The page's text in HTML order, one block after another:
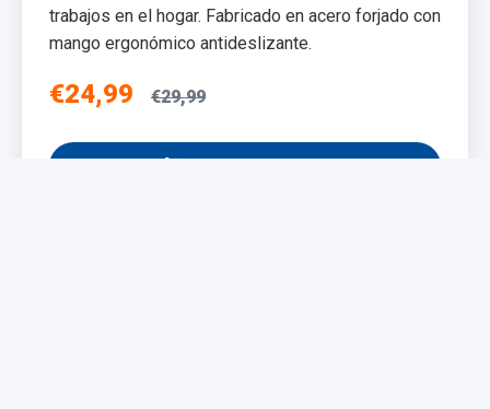
trabajos en el hogar. Fabricado en acero forjado con
mango ergonómico antideslizante.
€24,99 €29,99